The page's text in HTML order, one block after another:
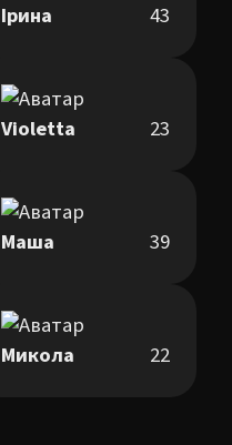
Ірина 43
Violetta 23
Маша 39
Микола 22